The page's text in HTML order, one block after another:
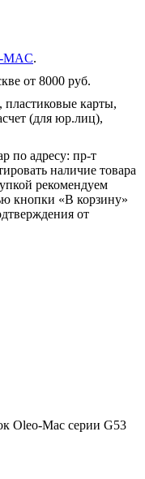
MAC.
от 8000 руб.
карты,
(для юр.лиц),
по адресу: пр-т
наличие товара
рекомендуем
кнопки «В корзину»
от
Oleo-Mac серии G53